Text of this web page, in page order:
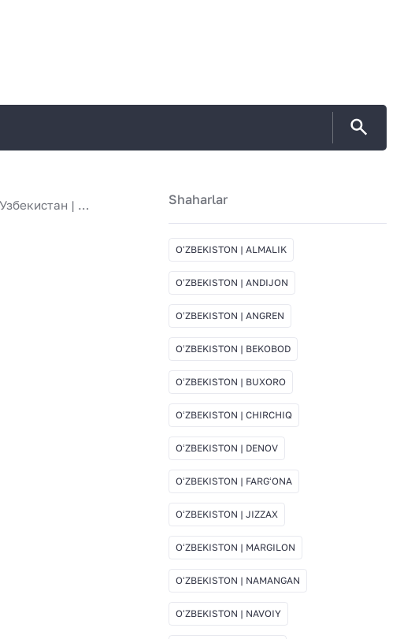
Susta Flex стоимость в Узбекистан | Самарканд Shaharlar
OʻZBEKISTON | ALMALIK
OʻZBEKISTON | ANDIJON
OʻZBEKISTON | ANGREN
OʻZBEKISTON | BEKOBOD
OʻZBEKISTON | BUXORO
OʻZBEKISTON | CHIRCHIQ
OʻZBEKISTON | DENOV
OʻZBEKISTON | FARGʻONA
OʻZBEKISTON | JIZZAX
OʻZBEKISTON | MARGILON
OʻZBEKISTON | NAMANGAN
OʻZBEKISTON | NAVOIY